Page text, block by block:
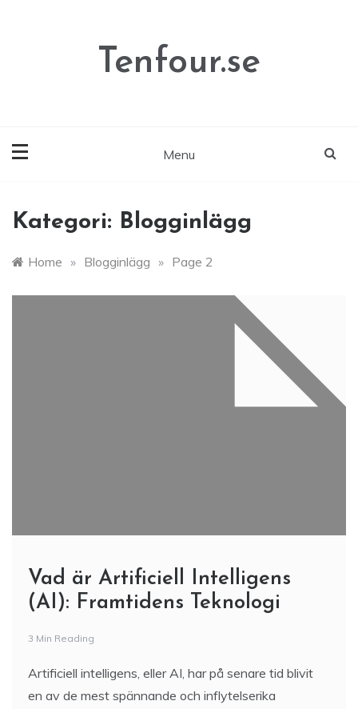
Tenfour.se
Menu
Kategori: Blogginlägg
Home » Blogginlägg » Page 2
Vad är Artificiell Intelligens
(AI): Framtidens Teknologi
3 Min Reading
Artificiell intelligens, eller AI, har på senare tid blivit
en av de mest spännande och inflytelserika